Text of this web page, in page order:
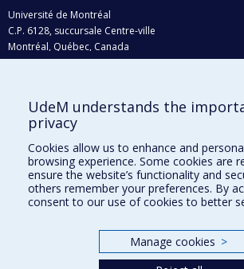
Université de Montréal
C.P. 6128, succursale Centre-ville
Montréal, Québec, Canada
H3C 3J7
Qui fait quoi?
Nous trouver
Plan du site
Accessibilité
UdeM understands the
privacy
Cookies allow us to enhance and
browsing experience. Some cookies are
ensure the website’s functionality and
others remember your preferences. By
consent to our use of cookies to better
Manage cookies >